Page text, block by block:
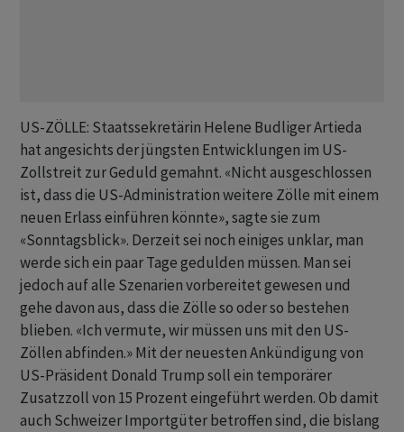
US-ZÖLLE: Staatssekretärin Helene Budliger Artieda
hat angesichts der jüngsten Entwicklungen im US-
Zollstreit zur Geduld gemahnt. «Nicht ausgeschlossen
ist, dass die US-Administration weitere Zölle mit einem
neuen Erlass einführen könnte», sagte sie zum
«Sonntagsblick». Derzeit sei noch einiges unklar, man
werde sich ein paar Tage gedulden müssen. Man sei
jedoch auf alle Szenarien vorbereitet gewesen und
gehe davon aus, dass die Zölle so oder so bestehen
blieben. «Ich vermute, wir müssen uns mit den US-
Zöllen abfinden.» Mit der neuesten Ankündigung von
US-Präsident Donald Trump soll ein temporärer
Zusatzzoll von 15 Prozent eingeführt werden. Ob damit
auch Schweizer Importgüter betroffen sind, die bislang